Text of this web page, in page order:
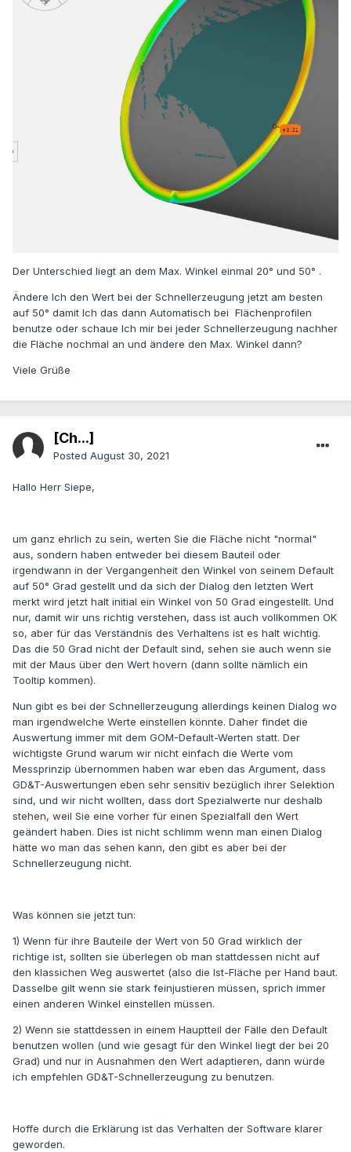
Der Unterschied liegt an dem Max. Winkel einmal 20° und 50° .
Ändere Ich den Wert bei der Schnellerzeugung jetzt am besten
auf 50° damit Ich das dann Automatisch bei Flächenprofilen
benutze oder schaue Ich mir bei jeder Schnellerzeugung nachher
die Fläche nochmal an und ändere den Max. Winkel dann?
Viele Grüße
[Ch...]
Posted August 30, 2021
Hallo Herr Siepe,
um ganz ehrlich zu sein, werten Sie die Fläche nicht "normal"
aus, sondern haben entweder bei diesem Bauteil oder
irgendwann in der Vergangenheit den Winkel von seinem Default
auf 50° Grad gestellt und da sich der Dialog den letzten Wert
merkt wird jetzt halt initial ein Winkel von 50 Grad eingestellt. Und
nur, damit wir uns richtig verstehen, dass ist auch vollkommen OK
so, aber für das Verständnis des Verhaltens ist es halt wichtig.
Das die 50 Grad nicht der Default sind, sehen sie auch wenn sie
mit der Maus über den Wert hovern (dann sollte nämlich ein
Tooltip kommen).
Nun gibt es bei der Schnellerzeugung allerdings keinen Dialog wo
man irgendwelche Werte einstellen könnte. Daher findet die
Auswertung immer mit dem GOM-Default-Werten statt. Der
wichtigste Grund warum wir nicht einfach die Werte vom
Messprinzip übernommen haben war eben das Argument, dass
GD&T-Auswertungen eben sehr sensitiv bezüglich ihrer Selektion
sind, und wir nicht wollten, dass dort Spezialwerte nur deshalb
stehen, weil Sie eine vorher für einen Spezialfall den Wert
geändert haben. Dies ist nicht schlimm wenn man einen Dialog
hätte wo man das sehen kann, den gibt es aber bei der
Schnellerzeugung nicht.
Was können sie jetzt tun:
1) Wenn für ihre Bauteile der Wert von 50 Grad wirklich der
richtige ist, sollten sie überlegen ob man stattdessen nicht auf
den klassichen Weg auswertet (also die Ist-Fläche per Hand baut.
Dasselbe gilt wenn sie stark feinjustieren müssen, sprich immer
einen anderen Winkel einstellen müssen.
2) Wenn sie stattdessen in einem Hauptteil der Fälle den Default
benutzen wollen (und wie gesagt für den Winkel liegt der bei 20
Grad) und nur in Ausnahmen den Wert adaptieren, dann würde
ich empfehlen GD&T-Schnellerzeugung zu benutzen.
Hoffe durch die Erklärung ist das Verhalten der Software klarer
geworden.